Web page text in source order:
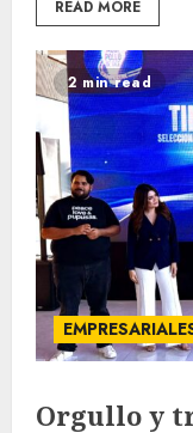
READ MORE
2 min read
Orgullo y